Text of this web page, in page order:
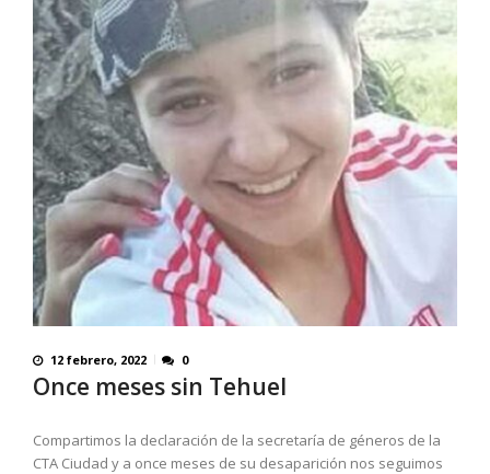
12 febrero, 2022 0
Once meses sin Tehuel
Compartimos la declaración de la secretaría de géneros de la
CTA Ciudad y a once meses de su desaparición nos seguimos